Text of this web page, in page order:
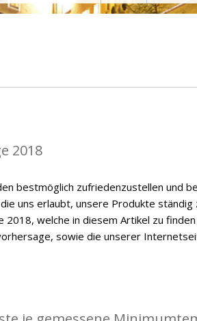
2018
bestmöglich zufriedenzustellen und
uns erlaubt, unsere Produkte
welche in diesem Artikel zu
sowie die unserer